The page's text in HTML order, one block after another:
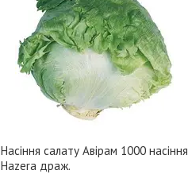
Насіння салату Авірам 1000 насіння
Hazera драж.